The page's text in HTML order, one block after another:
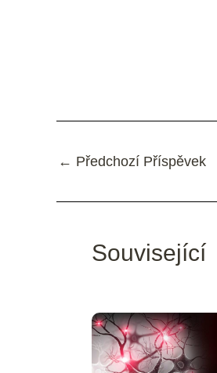
← Předchozí Příspěvek
Související